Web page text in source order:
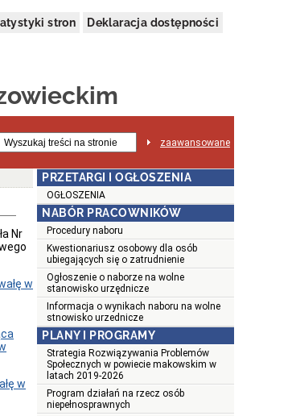
stron Deklaracja dostępności
zaawansowane
Nr
w
w
PRZETARGI I OGŁOSZENIA
OGŁOSZENIA
NABÓR PRACOWNIKÓW
Procedury naboru
Kwestionariusz osobowy dla osób
ubiegających się o zatrudnienie
Ogłoszenie o naborze na wolne
stanowisko urzędnicze
Informacja o wynikach naboru na wolne
stnowisko urzednicze
PLANY I PROGRAMY
Strategia Rozwiązywania Problemów
Społecznych w powiecie makowskim w
latach 2019-2026
Program działań na rzecz osób
niepełnosprawnych